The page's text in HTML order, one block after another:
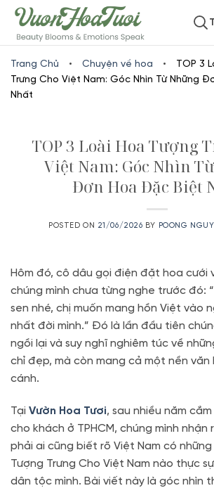
www.vuonhoatuoi.vnSkip
to
content
Trang Chủ • Chuyện về hoa •
TOP 3
Trưng Cho Việt Nam: Góc Nhìn Từ Những
Nhất
TOP 3 Loài Hoa Tượng
Việt Nam: Góc Nhìn
Đơn Hoa Đặc Biệt
POSTED ON 21/06/2026 BY POONG
Hôm đó, cô dâu gọi điện đặt hoa cưới
chúng mình chưa từng nghe trước đó:
sen nhé, chị muốn mang hồn Việt vào
nhất đời mình.” Đó là lần đầu tiên
ngồi lại và suy nghĩ nghiêm túc về
chỉ đẹp, mà còn mang cả một nền
cánh.
Tại Vườn Hoa Tươi, sau nhiều năm
cho khách ở TPHCM, chúng mình nhận
phải ai cũng biết rõ Việt Nam có những
Tượng Trưng Cho Việt Nam nào thực
dân tộc mình. Bài viết này là góc nhìn